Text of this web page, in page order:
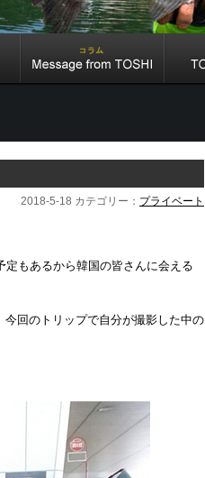
2018-5-18 カテゴリー： プライベート
もあるから韓国の皆さんに会える
回のトリップで自分が撮影した中の